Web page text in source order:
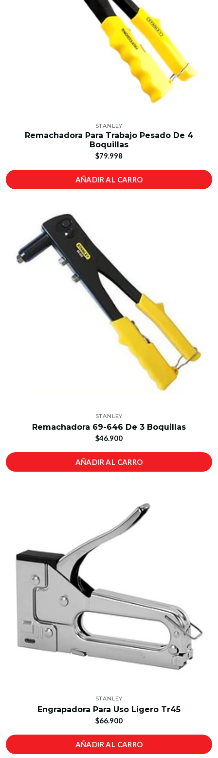
STANLEY
Remachadora Para Trabajo Pesado De 4
Boquillas
$79.998
AÑADIR AL CARRO
STANLEY
Remachadora 69-646 De 3 Boquillas
$46.900
AÑADIR AL CARRO
STANLEY
Engrapadora Para Uso Ligero Tr45
$66.900
AÑADIR AL CARRO